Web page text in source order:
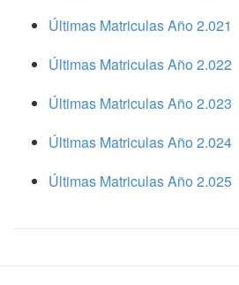
Últimas Matriculas Año 2.021
Últimas Matriculas Año 2.022
Últimas Matriculas Año 2.023
Últimas Matriculas Año 2.024
Últimas Matriculas Año 2.025